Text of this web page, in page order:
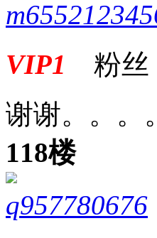
VIP1 粉丝
谢谢。。。
118楼
q957780676